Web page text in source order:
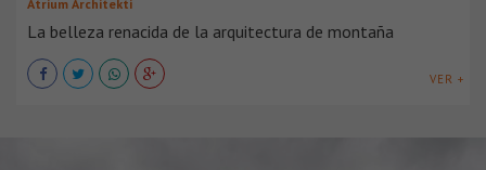
Atrium Architekti
La belleza renacida de la arquitectura de montaña
VER +